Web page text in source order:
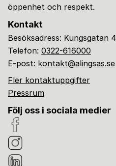
öppenhet och respekt.
Kontakt
Besöksadress: Kungsgatan 4
Telefon: 0322-616000
E-post: kontakt@alingsas.se
Fler kontaktuppgifter
Pressrum
Följ oss i sociala medier